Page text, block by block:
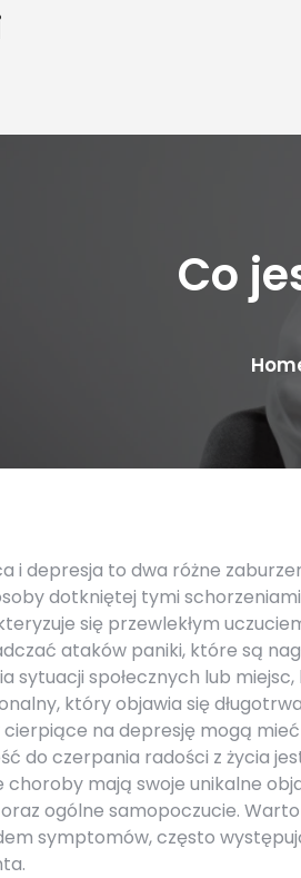
Co
i depresja to dwa różne
dotkniętej tymi
się przewlekłym
ataków paniki, które są
sytuacji społecznych lub
który objawia się
cierpiące na depresję mogą
do czerpania radości z życia
choroby mają swoje unikalne
ogólne samopoczucie.
symptomów, często